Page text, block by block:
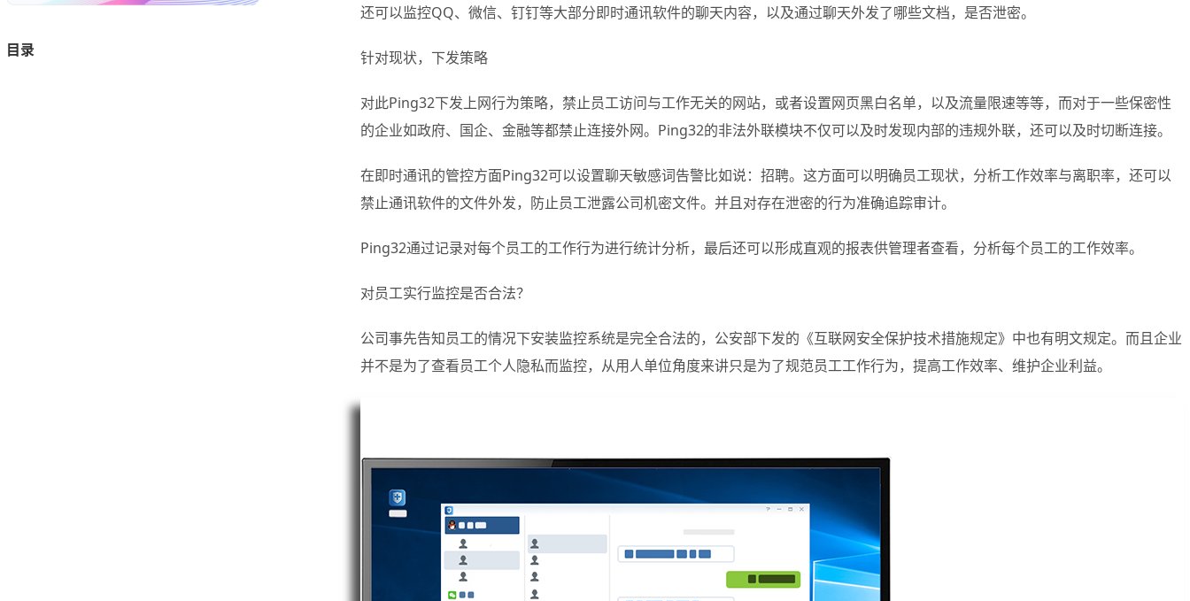
目录
还可以监控QQ、微信、钉钉等大部分即时通讯软件的聊天内容，以及通过聊天外发了哪些文档，是否泄密。
针对现状，下发策略
对此Ping32下发上网行为策略，禁止员工访问与工作无关的网站，或者设置网页黑白名单，以及流量限速等等，而对于一些保密性
的企业如政府、国企、金融等都禁止连接外网。Ping32的非法外联模块不仅可以及时发现内部的违规外联，还可以及时切断连接。
在即时通讯的管控方面Ping32可以设置聊天敏感词告警比如说：招聘。这方面可以明确员工现状，分析工作效率与离职率，还可以
禁止通讯软件的文件外发，防止员工泄露公司机密文件。并且对存在泄密的行为准确追踪审计。
Ping32通过记录对每个员工的工作行为进行统计分析，最后还可以形成直观的报表供管理者查看，分析每个员工的工作效率。
对员工实行监控是否合法？
公司事先告知员工的情况下安装监控系统是完全合法的，公安部下发的《互联网安全保护技术措施规定》中也有明文规定。而且企业
并不是为了查看员工个人隐私而监控，从用人单位角度来讲只是为了规范员工工作行为，提高工作效率、维护企业利益。